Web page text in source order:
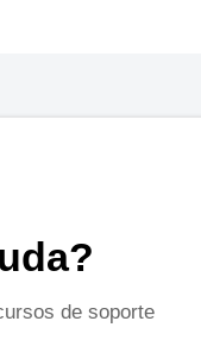
de soporte